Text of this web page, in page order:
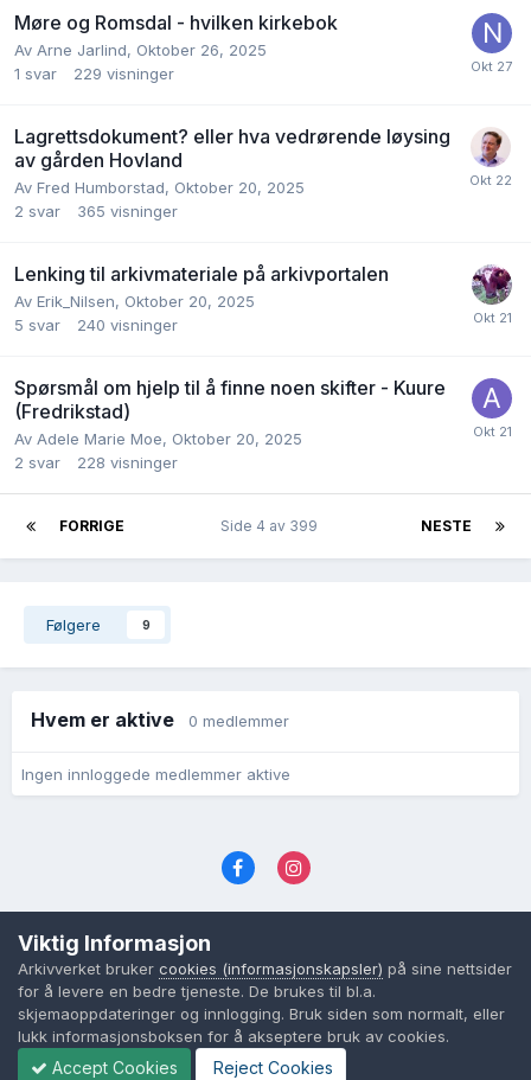
Møre og Romsdal - hvilken kirkebok
Av Arne Jarlind, Oktober 26, 2025
1 svar 229 visninger
Lagrettsdokument? eller hva vedrørende løysing
av gården Hovland
Av Fred Humborstad, Oktober 20, 2025
2 svar 365 visninger
Lenking til arkivmateriale på arkivportalen
Av Erik_Nilsen, Oktober 20, 2025
5 svar 240 visninger
Spørsmål om hjelp til å finne noen skifter - Kuure
(Fredrikstad)
Av Adele Marie Moe, Oktober 20, 2025
2 svar 228 visninger
FORRIGE NESTE
Side 4 av 399
Følgere 9
Hvem er aktive 0 medlemmer
Ingen innloggede medlemmer aktive
Cookies (informasjonskapsler)
Powered by Invision Community
Viktig Informasjon
Arkivverket bruker cookies (informasjonskapsler) på sine nettsider
for å levere en bedre tjeneste. De brukes til bl.a.
skjemaoppdateringer og innlogging. Bruk siden som normalt, eller
lukk informasjonsboksen for å akseptere bruk av cookies.
Accept Cookies Reject Cookies